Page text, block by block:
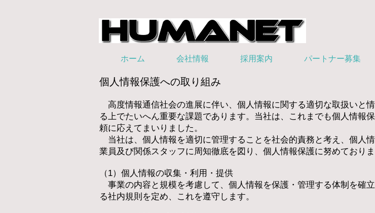
ホーム 会社情報 採用案内 パートナー募集
個人情報保護への取り組み
高度情報通信社会の進展に伴い、個人情報に関する適切な取扱いと
る上でたいへん重要な課題であります。当社は、これまでも個人情報
頼に応えてまいりました。
当社は、個人情報を適切に管理することを社会的責務と考え、個人
業員及び関係スタッフに周知徹底を図り、個人情報保護に努めておりま
（1）個人情報の収集・利用・提供
事業の内容と規模を考慮して、個人情報を保護・管理する体制を確
る社内規則を定め、これを遵守します。